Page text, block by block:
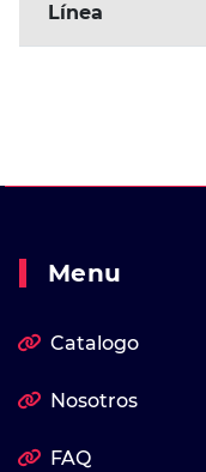
Línea
Menu
Catalogo
Nosotros
FAQ